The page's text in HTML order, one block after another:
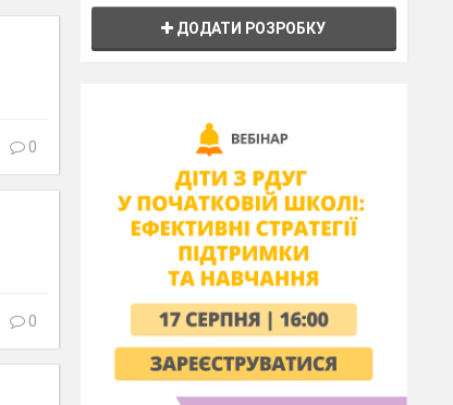
0
0
ДОДАТИ РОЗРОБКУ